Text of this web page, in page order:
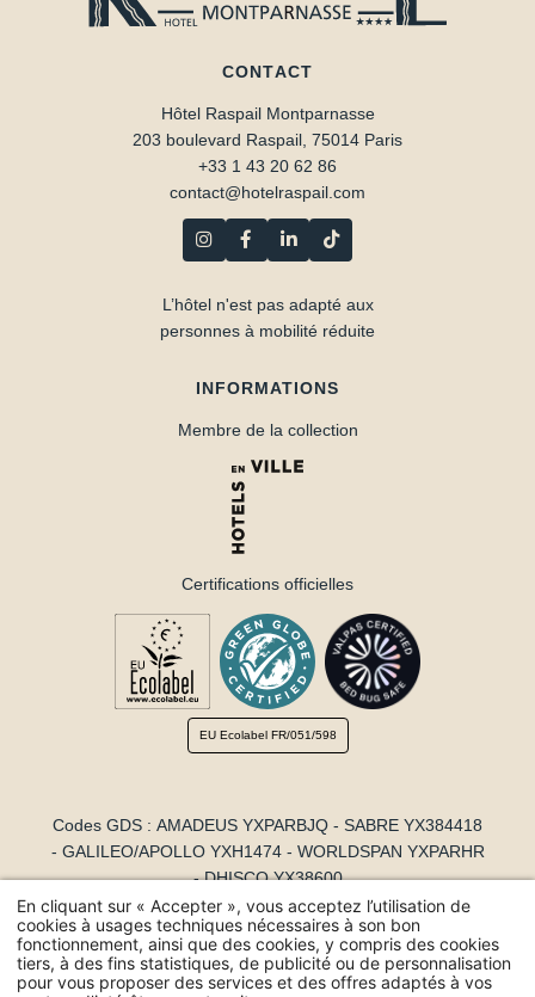
CONTACT
Hôtel Raspail Montparnasse
203 boulevard Raspail, 75014 Paris
+33 1 43 20 62 86
contact@hotelraspail.com
L’hôtel n'est pas adapté aux
personnes à mobilité réduite
INFORMATIONS
Membre de la collection
Certifications officielles
EU Ecolabel FR/051/598
Codes GDS : AMADEUS YXPARBJQ - SABRE YX384418
- GALILEO/APOLLO YXH1474 - WORLDSPAN YXPARHR
- DHISCO YX38600
© 2026 Hôtel Raspail Montparnasse - Tous droits réservés -
Mentions Légales- Confidentialité-Conditions Générales de
Vente -Utilisation des cookies-Recrutement- Hapipowered by
MA RÉSERVATION
Réserver
En cliquant sur « Accepter », vous acceptez l’utilisation de
cookies à usages techniques nécessaires à son bon
fonctionnement, ainsi que des cookies, y compris des cookies
tiers, à des fins statistiques, de publicité ou de personnalisation
pour vous proposer des services et des offres adaptés à vos